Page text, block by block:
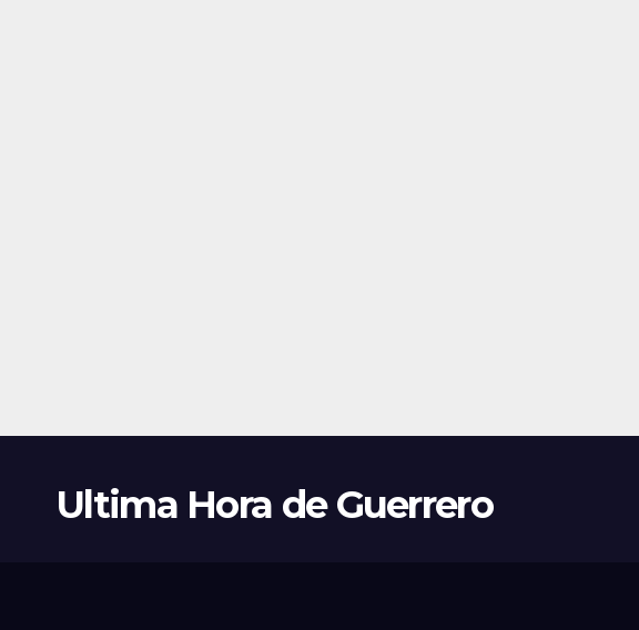
Ultima Hora de Guerrero